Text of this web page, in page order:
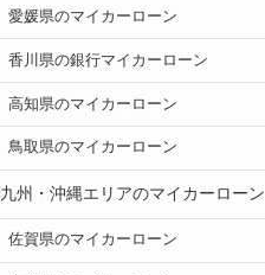
愛媛県のマイカーローン
香川県の銀行マイカーローン
高知県のマイカーローン
鳥取県のマイカーローン
九州・沖縄エリアのマイカーローン
佐賀県のマイカーローン